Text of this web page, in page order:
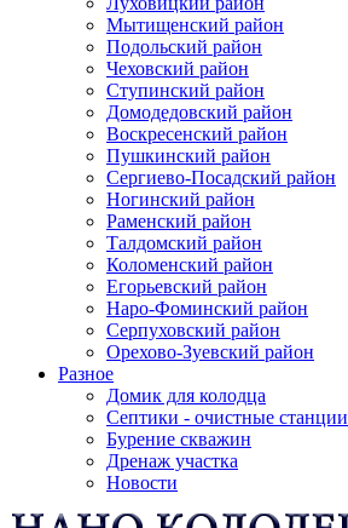
Мытищенский район
Подольский район
Чеховский район
Ступинский район
Домодедовский район
Воскресенский район
Пушкинский район
Сергиево-Посадский район
Ногинский район
Раменский район
Талдомский район
Коломенский район
Егорьевский район
Наро-Фоминский район
Серпуховский район
Орехово-Зуевский район
Разное
Домик для колодца
Септики - очистные станции
Бурение скважин
Дренаж участка
Новости